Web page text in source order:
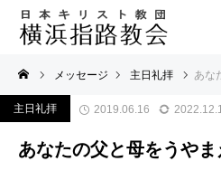
メッセージ 主日礼拝 あな
主日礼拝 2019.06.16
あなたの父と母をうやま